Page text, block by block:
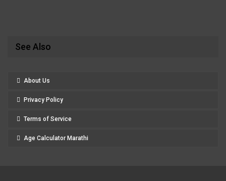
See Also
About Us
Privacy Policy
Terms of Service
Age Calculator Marathi